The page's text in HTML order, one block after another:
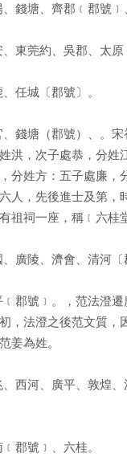
錢塘、齊郡﹝郡號﹞
東莞約、吳郡、太原
任城〔郡號〕。
錢塘（郡號）、。
洪，次子處恭，分姓
分姓方：五子處廉，
人，先後進士及第，
祖祠一座，稱﹝六桂
廣陵、濟會、清河〔
郡號﹞。，范法澄
，法澄之後范文質，
姜為姓。
西河、廣平、敦煌
郡號﹞、六桂。